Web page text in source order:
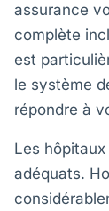
assurance
complète
est
le système
répondre à
Les hôpitaux
adéquats.